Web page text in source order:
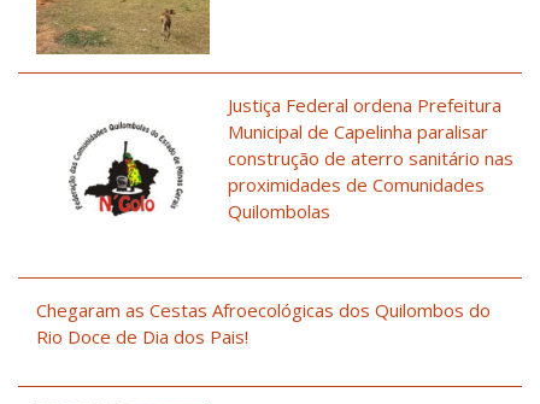
Justiça Federal ordena Prefeitura
Municipal de Capelinha paralisar
construção de aterro sanitário nas
proximidades de Comunidades
Quilombolas
Chegaram as Cestas Afroecológicas dos Quilombos do
Rio Doce de Dia dos Pais!